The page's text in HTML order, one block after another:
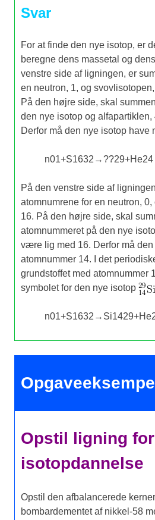
Svar
For at finde den nye isotop, er
beregne dens massetal og
venstre side af ligningen, er
en neutron, 1, og
På den højre side, skal
den nye isotop og
Derfor må den nye isotop have
n01+S1632 →??29+He24
På den venstre side af
atomnumrene for en neutron,
16. På den højre side, skal
atomnummeret på den nye
være lig med 16. Derfor må
atomnummer 14. I det
grundstoffet med atomnummer
symbolet for den nye isotop
n01+S1632 → Si1429+He
Opstil ligning for
isotopdannelse
Opstil den afbalancerede
bombardementet af nikkel-58